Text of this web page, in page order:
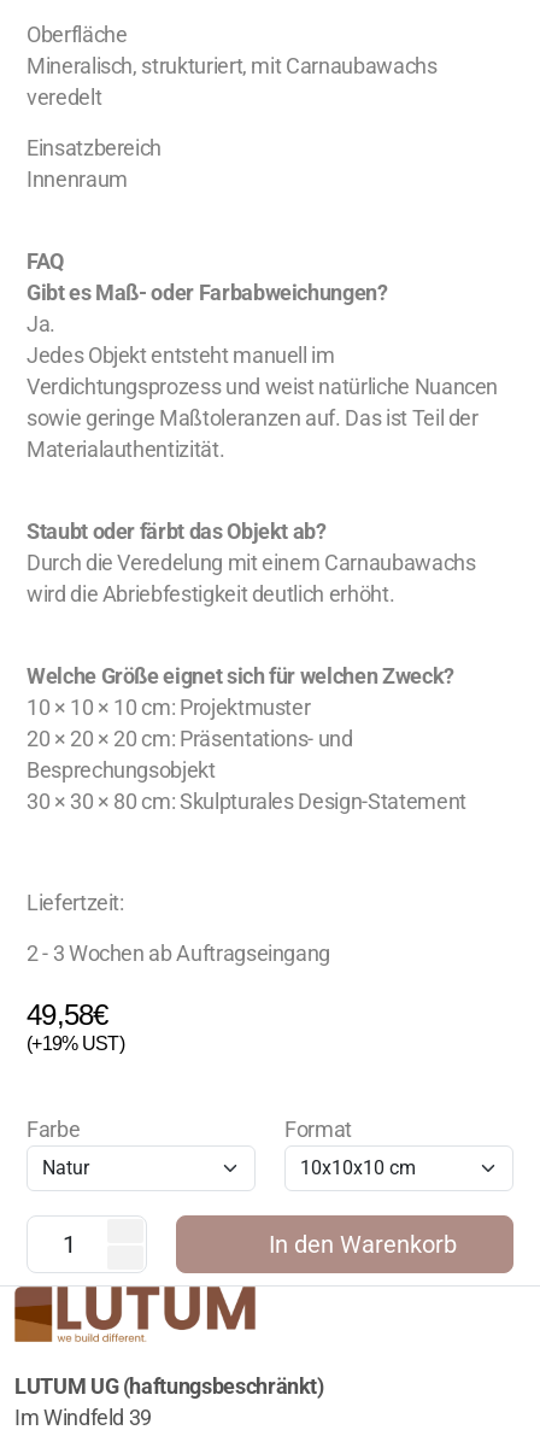
Oberfläche
Mineralisch, strukturiert, mit Carnaubawachs
veredelt
Einsatzbereich
Innenraum
FAQ
Gibt es Maß- oder Farbabweichungen?
Ja.
Jedes Objekt entsteht manuell im
Verdichtungsprozess und weist natürliche Nuancen
sowie geringe Maßtoleranzen auf. Das ist Teil der
Materialauthentizität.
Staubt oder färbt das Objekt ab?
Durch die Veredelung mit einem Carnaubawachs
wird die Abriebfestigkeit deutlich erhöht.
Welche Größe eignet sich für welchen Zweck?
10 × 10 × 10 cm: Projektmuster
20 × 20 × 20 cm: Präsentations- und
Besprechungsobjekt
30 × 30 × 80 cm: Skulpturales Design-Statement
Liefertzeit:
2 - 3 Wochen ab Auftragseingang
49,58€
(+19% UST)
Farbe Format
In den Warenkorb
LUTUM UG (haftungsbeschränkt)
Im Windfeld 39